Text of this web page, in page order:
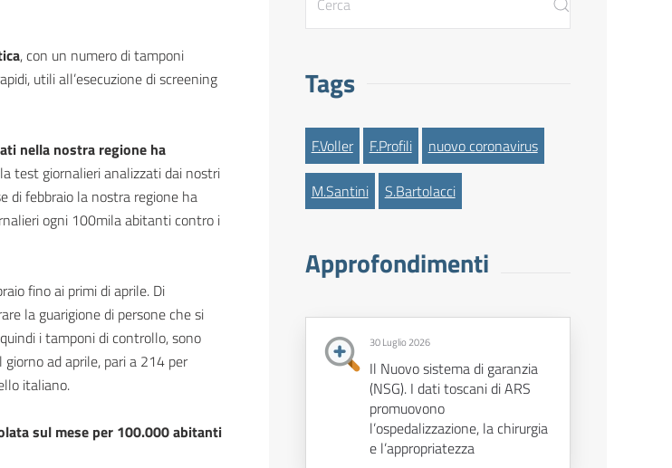
, con un numero di tamponi
utili all’esecuzione di screening
nella nostra regione ha
test giornalieri analizzati dai nostri
di febbraio la nostra regione ha
ogni 100mila abitanti contro i
fino ai primi di aprile. Di
la guarigione di persone che si
i tamponi di controllo, sono
ad aprile, pari a 214 per
italiano.
sul mese per 100.000 abitanti
Tags
F.Voller F.Profili nuovo coronavirus
M.Santini S.Bartolacci
Approfondimenti
30 Luglio 2026
Il Nuovo sistema di garanzia
(NSG). I dati toscani di ARS
promuovono
l’ospedalizzazione, la chirurgia
e l’appropriatezza